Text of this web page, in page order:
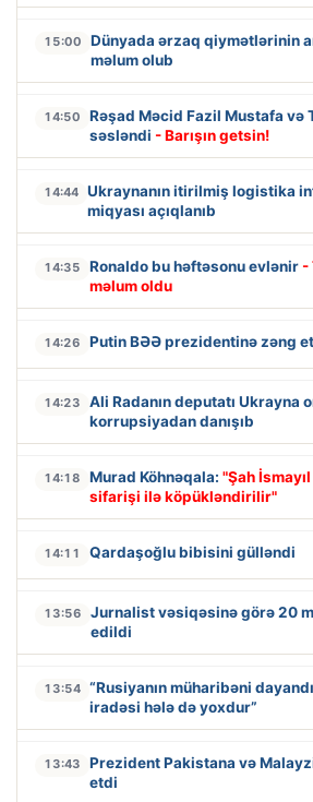
15:00
Dünyada ərzaq qiymətlərinin
məlum olub
14:50
Rəşad Məcid Fazil Mustafa və
səsləndi - Barışın getsin!
14:44 Ukraynanın itirilmiş logistika
miqyası açıqlanıb
14:35 Ronaldo bu həftəsonu evlənir -
məlum oldu
14:26 Putin BƏƏ prezidentinə zəng
14:23
Ali Radanın deputatı Ukrayna
korrupsiyadan danışıb
14:18 Murad Köhnəqala: "Şah
sifarişi ilə köpükləndirilir"
14:11 Qardaşoğlu bibisini gülləndi
13:56
Jurnalist vəsiqəsinə görə 20
edildi
13:54 “Rusiyanın müharibəni
iradəsi hələ də yoxdur”
13:43
Prezident Pakistana və
etdi